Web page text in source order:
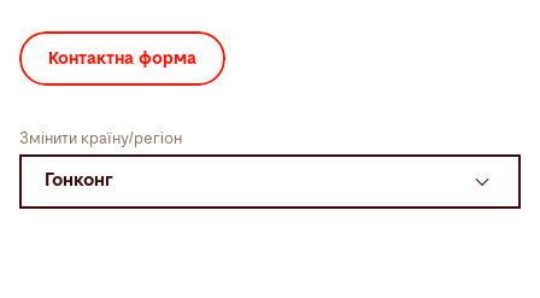
Підприємство
Контактна форма
Змінити країну/регіон